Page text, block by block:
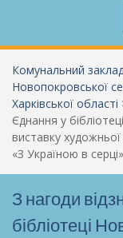
Комунальний
Новопокровської
Харківської області
Єднання у
виставку
«З Україною в
З нагоди
бібліотеці